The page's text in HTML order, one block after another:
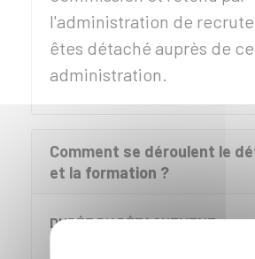
l'administration de
êtes détaché auprès de
administration.
Comment se déroulent le
et la formation ?
DURÉE DU DÉTACHEMENT